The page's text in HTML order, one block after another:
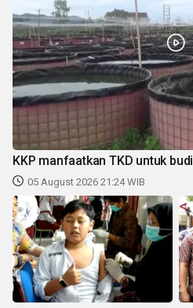
KKP manfaatkan TKD untuk
05 August 2026 21:24 WIB